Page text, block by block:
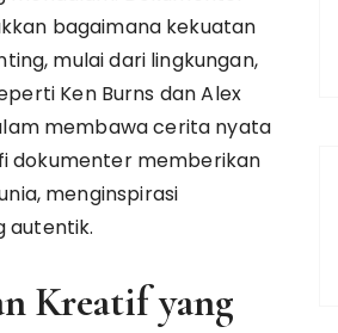
bagaimana kekuatan
mulai dari lingkungan,
Ken Burns dan Alex
membawa cerita nyata
dokumenter memberikan
menginspirasi
autentik.
Kreatif yang